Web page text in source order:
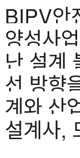
BIPV안
양성사
난 설계
선 방향
계와 산
설계사,